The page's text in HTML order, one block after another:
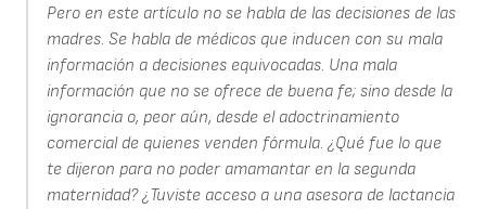
Pero en este artículo no se habla de las decisiones de las
madres. Se habla de médicos que inducen con su mala
información a decisiones equivocadas. Una mala
información que no se ofrece de buena fe; sino desde la
ignorancia o, peor aún, desde el adoctrinamiento
comercial de quienes venden fórmula. ¿Qué fue lo que
te dijeron para no poder amamantar en la segunda
maternidad? ¿Tuviste acceso a una asesora de lactancia